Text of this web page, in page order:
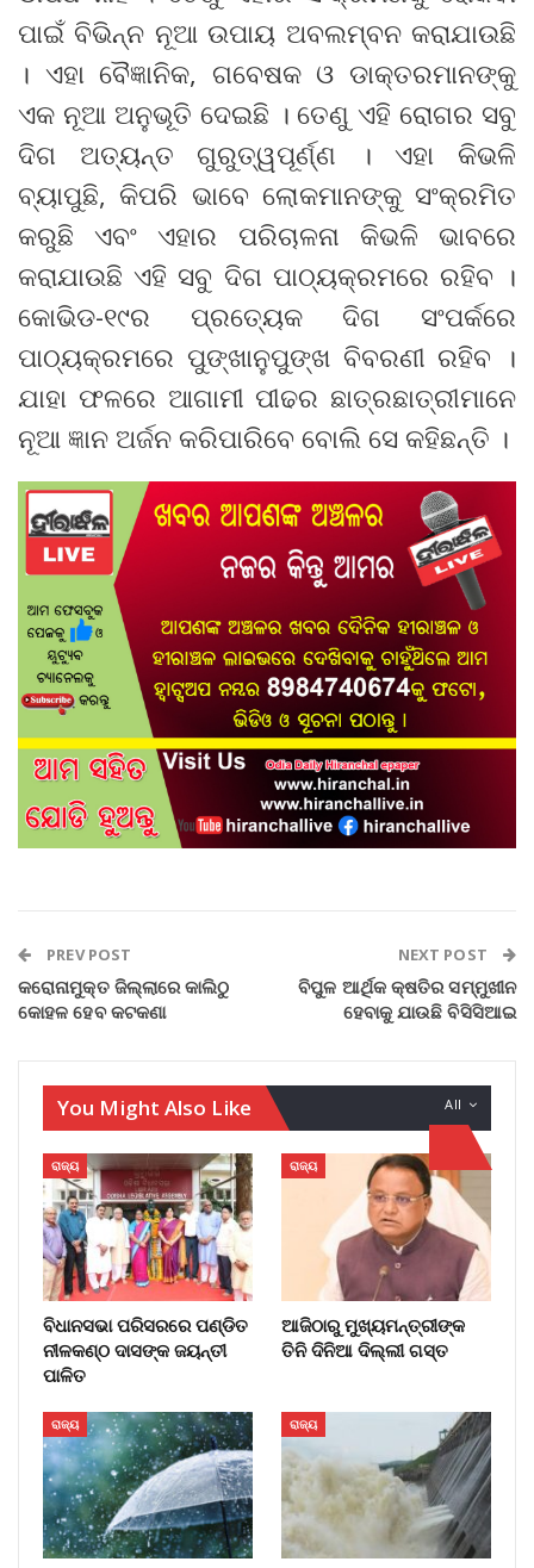
ପାଇଁ ବିଭିନ୍ନ ନୂଆ ଉପାୟ ଅବଲମ୍ବନ କରାଯାଉଛି
। ଏହା ବୈଜ୍ଞାନିକ, ଗବେଷକ ଓ ଡାକ୍ତରମାନଙ୍କୁ
ଏକ ନୂଆ ଅନୁଭୂତି ଦେଇଛି । ତେଣୁ ଏହି ରୋଗର ସବୁ
ଦିଗ ଅତ୍ୟନ୍ତ ଗୁରୁତ୍ୱପୂର୍ଣ୍ଣ । ଏହା କିଭଳି
ବ୍ୟାପୁଛି, କିପରି ଭାବେ ଲୋକମାନଙ୍କୁ ସଂକ୍ରମିତ
କରୁଛି ଏବଂ ଏହାର ପରିଚାଳନା କିଭଳି ଭାବରେ
କରାଯାଉଛି ଏହି ସବୁ ଦିଗ ପାଠ୍ୟକ୍ରମରେ ରହିବ ।
କୋଭିଡ-୧୯ର ପ୍ରତ୍ୟେକ ଦିଗ ସଂପର୍କରେ
ପାଠ୍ୟକ୍ରମରେ ପୁଙ୍ଖାନୁପୁଙ୍ଖ ବିବରଣୀ ରହିବ ।
ଯାହା ଫଳରେ ଆଗାମୀ ପୀଢର ଛାତ୍ରଛାତ୍ରୀମାନେ
ନୂଆ ଜ୍ଞାନ ଅର୍ଜନ କରିପାରିବେ ବୋଲି ସେ କହିଛନ୍ତି ।
PREV POST
କରୋନାମୁକ୍ତ ଜିଲ୍ଲାରେ କାଲିଠୁ
କୋହଳ ହେବ କଟକଣା
NEXT POST
ବିପୁଳ ଆର୍ଥିକ କ୍ଷତିର ସମ୍ମୁଖୀନ
ହେବାକୁ ଯାଉଛି ବିସିସିଆଇ
All
You Might Also Like
ରାଜ୍ୟ
ବିଧାନସଭା ପରିସରରେ ପଣ୍ଡିତ
ନୀଳକଣ୍ଠ ଦାସଙ୍କ ଜୟନ୍ତୀ
ପାଳିତ
ରାଜ୍ୟ
ଆଜିଠାରୁ ମୁଖ୍ୟମନ୍ତ୍ରୀଙ୍କ
ତିନି ଦିନିଆ ଦିଲ୍ଲୀ ଗସ୍ତ
ରାଜ୍ୟ ରାଜ୍ୟ